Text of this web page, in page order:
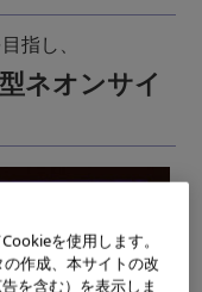
指し、
ネオンサイ
を使用します。
作成、本サイトの改
を含む）を表示しま